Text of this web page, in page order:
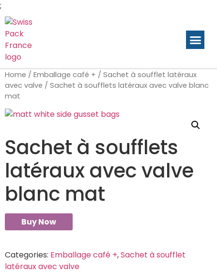
;
Home / Emballage café + / Sachet à soufflet latéraux
avec valve / Sachet à soufflets latéraux avec valve blanc
mat
Sachet à soufflets
latéraux avec valve
blanc mat
Buy Now
Categories: Emballage café +,Sachet à soufflet
latéraux avec valve